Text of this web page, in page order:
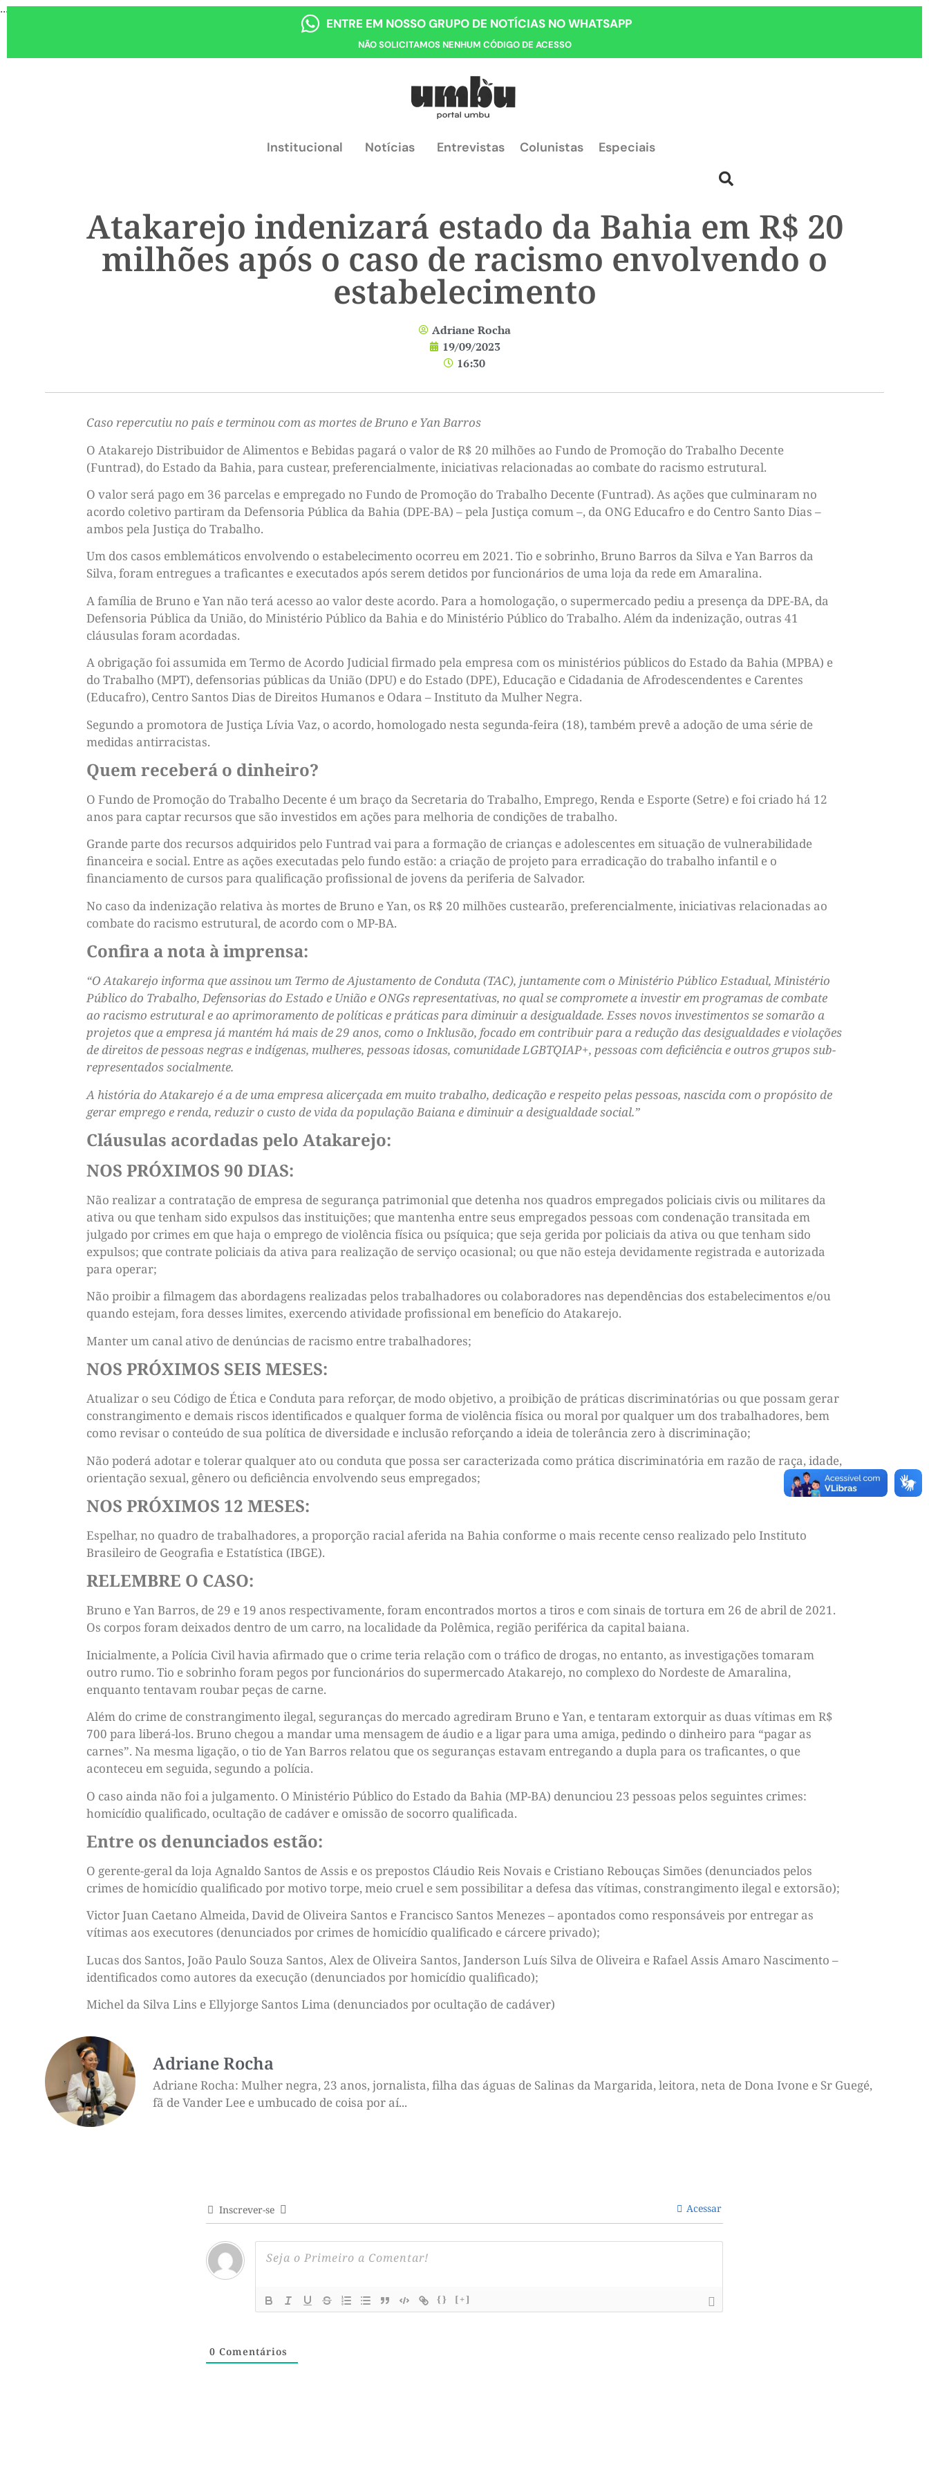
...
ENTRE EM NOSSO GRUPO DE NOTÍCIAS NO WHATSAPP
NÃO SOLICITAMOS NENHUM CÓDIGO DE ACESSO
Institucional Notícias Entrevistas Colunistas Especiais
Atakarejo indenizará estado da Bahia em R$ 20
milhões após o caso de racismo envolvendo o
estabelecimento
Adriane Rocha
19/09/2023
16:30
Caso repercutiu no país e terminou com as mortes de Bruno e Yan Barros
O Atakarejo Distribuidor de Alimentos e Bebidas pagará o valor de R$ 20 milhões ao Fundo de Promoção do Trabalho Decente
(Funtrad), do Estado da Bahia, para custear, preferencialmente, iniciativas relacionadas ao combate do racismo estrutural.
O valor será pago em 36 parcelas e empregado no Fundo de Promoção do Trabalho Decente (Funtrad). As ações que culminaram no
acordo coletivo partiram da Defensoria Pública da Bahia (DPE-BA) – pela Justiça comum –, da ONG Educafro e do Centro Santo Dias –
ambos pela Justiça do Trabalho.
Um dos casos emblemáticos envolvendo o estabelecimento ocorreu em 2021. Tio e sobrinho, Bruno Barros da Silva e Yan Barros da
Silva, foram entregues a traficantes e executados após serem detidos por funcionários de uma loja da rede em Amaralina.
A família de Bruno e Yan não terá acesso ao valor deste acordo. Para a homologação, o supermercado pediu a presença da DPE-BA, da
Defensoria Pública da União, do Ministério Público da Bahia e do Ministério Público do Trabalho. Além da indenização, outras 41
cláusulas foram acordadas.
A obrigação foi assumida em Termo de Acordo Judicial firmado pela empresa com os ministérios públicos do Estado da Bahia (MPBA) e
do Trabalho (MPT), defensorias públicas da União (DPU) e do Estado (DPE), Educação e Cidadania de Afrodescendentes e Carentes
(Educafro), Centro Santos Dias de Direitos Humanos e Odara – Instituto da Mulher Negra.
Segundo a promotora de Justiça Lívia Vaz, o acordo, homologado nesta segunda-feira (18), também prevê a adoção de uma série de
medidas antirracistas.
Quem receberá o dinheiro?
O Fundo de Promoção do Trabalho Decente é um braço da Secretaria do Trabalho, Emprego, Renda e Esporte (Setre) e foi criado há 12
anos para captar recursos que são investidos em ações para melhoria de condições de trabalho.
Grande parte dos recursos adquiridos pelo Funtrad vai para a formação de crianças e adolescentes em situação de vulnerabilidade
financeira e social. Entre as ações executadas pelo fundo estão: a criação de projeto para erradicação do trabalho infantil e o
financiamento de cursos para qualificação profissional de jovens da periferia de Salvador.
No caso da indenização relativa às mortes de Bruno e Yan, os R$ 20 milhões custearão, preferencialmente, iniciativas relacionadas ao
combate do racismo estrutural, de acordo com o MP-BA.
Confira a nota à imprensa:
“O Atakarejo informa que assinou um Termo de Ajustamento de Conduta (TAC), juntamente com o Ministério Público Estadual, Ministério
Público do Trabalho, Defensorias do Estado e União e ONGs representativas, no qual se compromete a investir em programas de combate
ao racismo estrutural e ao aprimoramento de políticas e práticas para diminuir a desigualdade. Esses novos investimentos se somarão a
projetos que a empresa já mantém há mais de 29 anos, como o Inklusão, focado em contribuir para a redução das desigualdades e violações
de direitos de pessoas negras e indígenas, mulheres, pessoas idosas, comunidade LGBTQIAP+, pessoas com deficiência e outros grupos sub-
representados socialmente.
A história do Atakarejo é a de uma empresa alicerçada em muito trabalho, dedicação e respeito pelas pessoas, nascida com o propósito de
gerar emprego e renda, reduzir o custo de vida da população Baiana e diminuir a desigualdade social.”
Cláusulas acordadas pelo Atakarejo:
NOS PRÓXIMOS 90 DIAS:
Não realizar a contratação de empresa de segurança patrimonial que detenha nos quadros empregados policiais civis ou militares da
ativa ou que tenham sido expulsos das instituições; que mantenha entre seus empregados pessoas com condenação transitada em
julgado por crimes em que haja o emprego de violência física ou psíquica; que seja gerida por policiais da ativa ou que tenham sido
expulsos; que contrate policiais da ativa para realização de serviço ocasional; ou que não esteja devidamente registrada e autorizada
para operar;
Não proibir a filmagem das abordagens realizadas pelos trabalhadores ou colaboradores nas dependências dos estabelecimentos e/ou
quando estejam, fora desses limites, exercendo atividade profissional em benefício do Atakarejo.
Manter um canal ativo de denúncias de racismo entre trabalhadores;
NOS PRÓXIMOS SEIS MESES:
Atualizar o seu Código de Ética e Conduta para reforçar, de modo objetivo, a proibição de práticas discriminatórias ou que possam gerar
constrangimento e demais riscos identificados e qualquer forma de violência física ou moral por qualquer um dos trabalhadores, bem
como revisar o conteúdo de sua política de diversidade e inclusão reforçando a ideia de tolerância zero à discriminação;
Não poderá adotar e tolerar qualquer ato ou conduta que possa ser caracterizada como prática discriminatória em razão de raça, idade,
orientação sexual, gênero ou deficiência envolvendo seus empregados;
NOS PRÓXIMOS 12 MESES:
Espelhar, no quadro de trabalhadores, a proporção racial aferida na Bahia conforme o mais recente censo realizado pelo Instituto
Brasileiro de Geografia e Estatística (IBGE).
RELEMBRE O CASO:
Bruno e Yan Barros, de 29 e 19 anos respectivamente, foram encontrados mortos a tiros e com sinais de tortura em 26 de abril de 2021.
Os corpos foram deixados dentro de um carro, na localidade da Polêmica, região periférica da capital baiana.
Inicialmente, a Polícia Civil havia afirmado que o crime teria relação com o tráfico de drogas, no entanto, as investigações tomaram
outro rumo. Tio e sobrinho foram pegos por funcionários do supermercado Atakarejo, no complexo do Nordeste de Amaralina,
enquanto tentavam roubar peças de carne.
Além do crime de constrangimento ilegal, seguranças do mercado agrediram Bruno e Yan, e tentaram extorquir as duas vítimas em R$
700 para liberá-los. Bruno chegou a mandar uma mensagem de áudio e a ligar para uma amiga, pedindo o dinheiro para “pagar as
carnes”. Na mesma ligação, o tio de Yan Barros relatou que os seguranças estavam entregando a dupla para os traficantes, o que
aconteceu em seguida, segundo a polícia.
O caso ainda não foi a julgamento. O Ministério Público do Estado da Bahia (MP-BA) denunciou 23 pessoas pelos seguintes crimes:
homicídio qualificado, ocultação de cadáver e omissão de socorro qualificada.
Entre os denunciados estão:
O gerente-geral da loja Agnaldo Santos de Assis e os prepostos Cláudio Reis Novais e Cristiano Rebouças Simões (denunciados pelos
crimes de homicídio qualificado por motivo torpe, meio cruel e sem possibilitar a defesa das vítimas, constrangimento ilegal e extorsão);
Victor Juan Caetano Almeida, David de Oliveira Santos e Francisco Santos Menezes – apontados como responsáveis por entregar as
vítimas aos executores (denunciados por crimes de homicídio qualificado e cárcere privado);
Lucas dos Santos, João Paulo Souza Santos, Alex de Oliveira Santos, Janderson Luís Silva de Oliveira e Rafael Assis Amaro Nascimento –
identificados como autores da execução (denunciados por homicídio qualificado);
Michel da Silva Lins e Ellyjorge Santos Lima (denunciados por ocultação de cadáver)
Adriane Rocha
Adriane Rocha: Mulher negra, 23 anos, jornalista, filha das águas de Salinas da Margarida, leitora, neta de Dona Ivone e Sr Guegé,
fã de Vander Lee e umbucado de coisa por aí...
Inscrever-se Acessar
{} [+]
0 Comentários